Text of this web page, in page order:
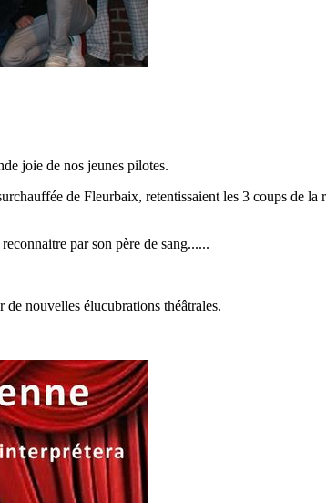
joie de nos jeunes pilotes.
de Fleurbaix, retentissaient les 3 coups de
par son père de sang......
nouvelles élucubrations théâtrales.